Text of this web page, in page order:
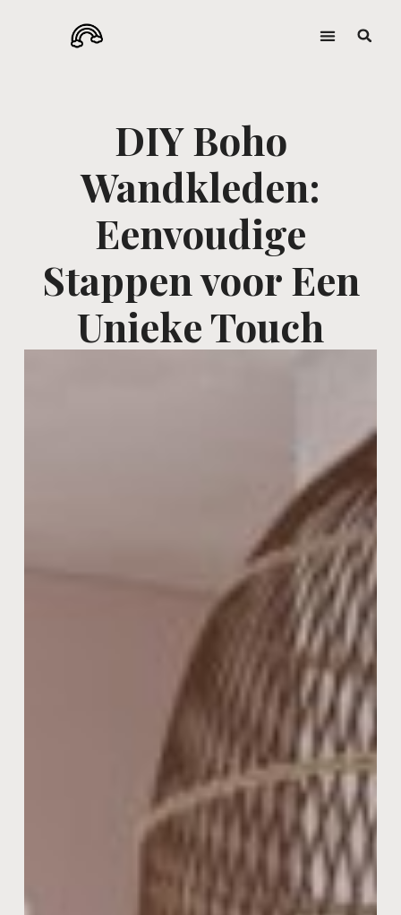
DIY Boho
Wandkleden:
Eenvoudige
Stappen voor Een
Unieke Touch